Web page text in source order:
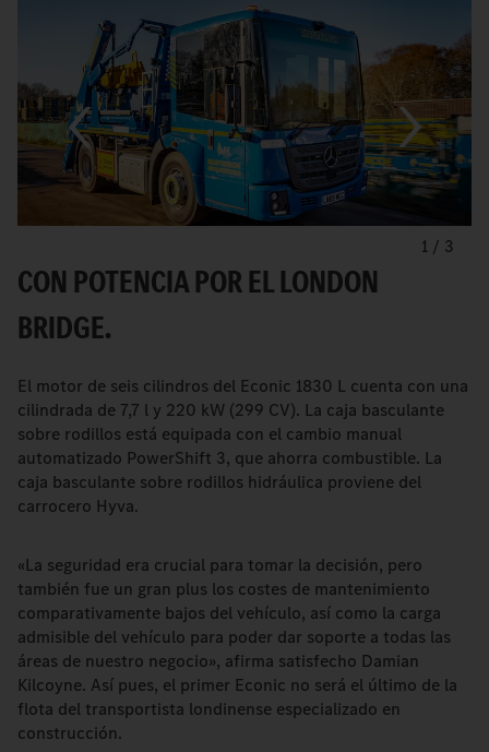
1 / 3
CON POTENCIA POR EL LONDON
BRIDGE.
El motor de seis cilindros del Econic 1830 L cuenta con una
cilindrada de 7,7 l y 220 kW (299 CV). La caja basculante
sobre rodillos está equipada con el cambio manual
automatizado PowerShift 3, que ahorra combustible. La
caja basculante sobre rodillos hidráulica proviene del
carrocero Hyva.
«La seguridad era crucial para tomar la decisión, pero
también fue un gran plus los costes de mantenimiento
comparativamente bajos del vehículo, así como la carga
admisible del vehículo para poder dar soporte a todas las
áreas de nuestro negocio», afirma satisfecho Damian
Kilcoyne. Así pues, el primer Econic no será el último de la
flota del transportista londinense especializado en
construcción.